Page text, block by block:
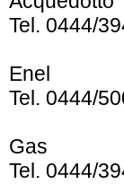
Tel. 0444/
Enel
Tel. 0444/
Gas
Tel. 0444/